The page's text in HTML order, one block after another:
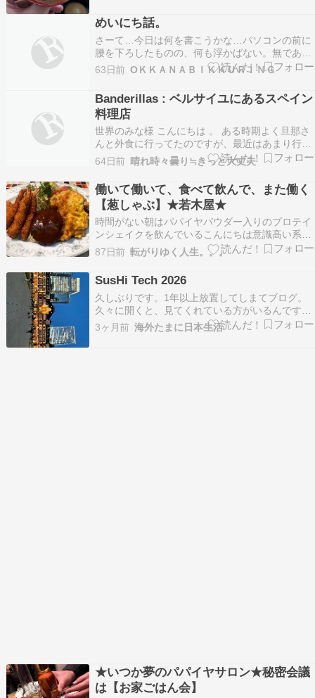
たかったのもありますが。（笑）でも、練習とは
言いながら、手を抜いたつもりもありません。事
の始まりは、年明…
めいにち話。
さーて…今日は何を書こうかな…パソコンの前に
腰を下ろしたものの、何も浮かばない。無であ
る。せっかく便利な箱の前に座っているのだか
ら、こんな日は６月６日 何の日入力すると、世の
中には親切な人がいて、記念日や出来事、有名人
の誕生日などをまとめたサイトがたくさんある。
有名人の忌日のリス…
63日前 OＫＫＡＮＡＢＩＫＫＵＲＩＮＧ
Banderillas : ベルサイユにあるスペイン
料理店
世界のみな様 こんにちは 。 ある時期よく旦那さ
んと外食に行ってたのですが、最近はあまり行く
気分になれません。 大変失礼なのですが、なにせ
最近のレストランは高い、まずい… 。 ムニュ
（セット）でランチだったら20€前後、ディナー
だったら最低でも30€はすると思います。 ちょっ
と…
64日前 晴れ時々曇り≒きっと大丈夫
働いて働いて、食べて飲んで、また働く
【葱しゃぶ】★若木屋★
時間がない朝はパパイヤパウダー入りのプロテイ
ンシェイクを飲んでいるこんにちは意識高い系オ
バハンになりたいユキエです(笑)ちょっと前
に????????仲間の妹分と一緒に久しぶり、臼杵
は１度しか行ったことがなかったのですがこちら
は３０年以上…
87日前 転がりゆく人生。。。
SusHi Tech 2026
久しぶりです。1年以上放置してしまてブログ。
久々に開くと、見てくれている方がいるんです
ね。ありがとうございます！2026年は北九州旅
行、栃木旅行、実家2回帰省。やっと4月から息子
3ヶ月前 海外たまに日本生活
★いつか夢のパパイヤサロン★秘密会議
は【お家ごはん会】